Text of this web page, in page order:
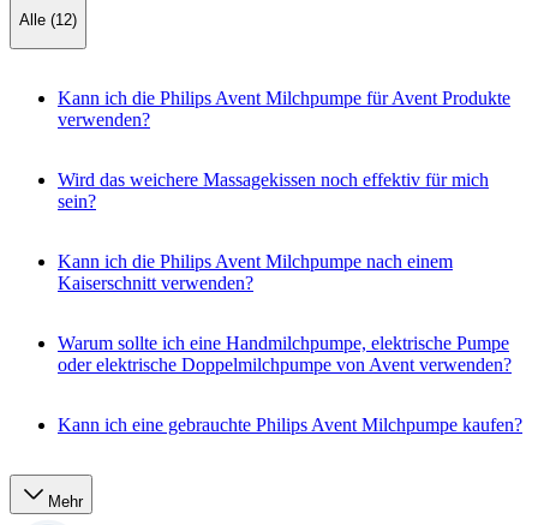
Alle (12)
Kann ich die Philips Avent Milchpumpe für Avent Produkte
verwenden?
Wird das weichere Massagekissen noch effektiv für mich
sein?
Kann ich die Philips Avent Milchpumpe nach einem
Kaiserschnitt verwenden?
Warum sollte ich eine Handmilchpumpe, elektrische Pumpe
oder elektrische Doppelmilchpumpe von Avent verwenden?
Kann ich eine gebrauchte Philips Avent Milchpumpe kaufen?
Mehr